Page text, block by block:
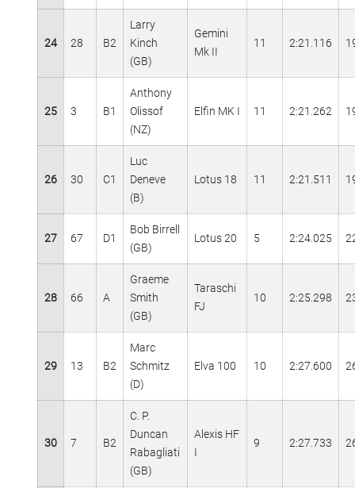
24 28 B2
Larry
Kinch
(GB)
Gemini
Mk II
11 2:21.116
25 3 B1
Anthony
Olissof
(NZ)
Elfin MK I 11 2:21.262
26 30 C1
Luc
Deneve
(B)
Lotus 18 11 2:21.511
27 67 D1
Bob Birrell
(GB)
Lotus 20 5 2:24.025
28 66 A
Graeme
Smith
(GB)
Taraschi
FJ
10 2:25.298
29 13 B2
Marc
Schmitz
(D)
Elva 100 10 2:27.600
30 7 B2
C. P.
Duncan
Rabagliati
(GB)
Alexis HF
I
9 2:27.733